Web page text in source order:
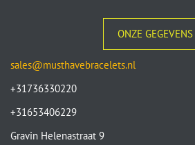
ONZE GEGEVENS
sales@musthavebracelets.nl
+31736330220
+31653406229
Gravin Helenastraat 9